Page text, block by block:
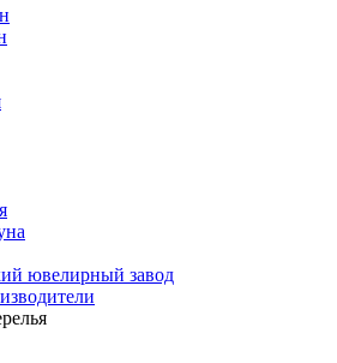
ювелирный завод